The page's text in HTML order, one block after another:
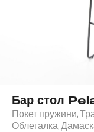
Бар стол
Покет пружини,
Облегалка,